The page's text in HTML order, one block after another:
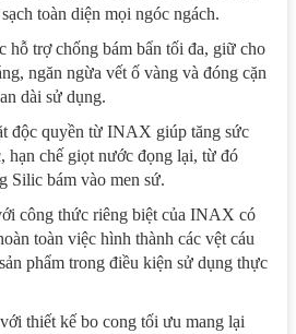
toàn diện mọi ngóc ngách.
hỗ trợ chống bám bẩn tối đa, giữ cho
ngăn ngừa vết ố vàng và đóng cặn
dài sử dụng.
độc quyền từ INAX giúp tăng sức
hạn chế giọt nước đọng lại, từ đó
Silic bám vào men sứ.
công thức riêng biệt của INAX có
toàn việc hình thành các vệt cáu
phẩm trong điều kiện sử dụng thực
thiết kế bo cong tối ưu mang lại